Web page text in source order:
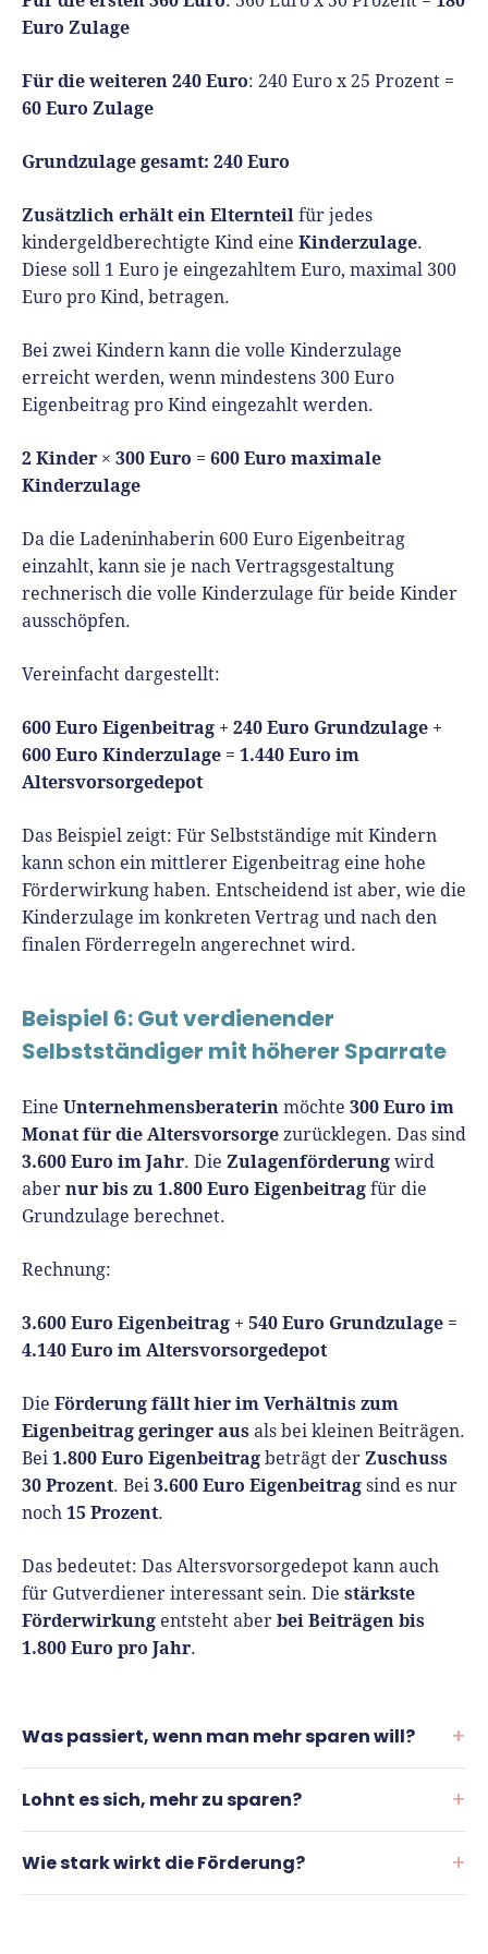
Euro Zulage
Für die weiteren 240 Euro: 240 Euro x 25 Prozent =
60 Euro Zulage
Grundzulage gesamt: 240 Euro
Zusätzlich erhält ein Elternteil für jedes
kindergeldberechtigte Kind eine Kinderzulage.
Diese soll 1 Euro je eingezahltem Euro, maximal 300
Euro pro Kind, betragen.
Bei zwei Kindern kann die volle Kinderzulage
erreicht werden, wenn mindestens 300 Euro
Eigenbeitrag pro Kind eingezahlt werden.
2 Kinder × 300 Euro = 600 Euro maximale
Kinderzulage
Da die Ladeninhaberin 600 Euro Eigenbeitrag
einzahlt, kann sie je nach Vertragsgestaltung
rechnerisch die volle Kinderzulage für beide Kinder
ausschöpfen.
Vereinfacht dargestellt:
600 Euro Eigenbeitrag + 240 Euro Grundzulage +
600 Euro Kinderzulage = 1.440 Euro im
Altersvorsorgedepot
Das Beispiel zeigt: Für Selbstständige mit Kindern
kann schon ein mittlerer Eigenbeitrag eine hohe
Förderwirkung haben. Entscheidend ist aber, wie die
Kinderzulage im konkreten Vertrag und nach den
finalen Förderregeln angerechnet wird.
Beispiel 6: Gut verdienender
Selbstständiger mit höherer Sparrate
Eine Unternehmensberaterin möchte 300 Euro im
Monat für die Altersvorsorge zurücklegen. Das sind
3.600 Euro im Jahr. Die Zulagenförderung wird
aber nur bis zu 1.800 Euro Eigenbeitrag für die
Grundzulage berechnet.
Rechnung:
3.600 Euro Eigenbeitrag + 540 Euro Grundzulage =
4.140 Euro im Altersvorsorgedepot
Die Förderung fällt hier im Verhältnis zum
Eigenbeitrag geringer aus als bei kleinen Beiträgen.
Bei 1.800 Euro Eigenbeitrag beträgt der Zuschuss
30 Prozent. Bei 3.600 Euro Eigenbeitrag sind es nur
noch 15 Prozent.
Das bedeutet: Das Altersvorsorgedepot kann auch
für Gutverdiener interessant sein. Die stärkste
Förderwirkung entsteht aber bei Beiträgen bis
1.800 Euro pro Jahr.
Was passiert, wenn man mehr sparen will?
Selbstständige können voraussichtlich mehr als 1.800
Euro pro Jahr in ihre Altersvorsorge investieren. Die
volle Grundzulage ist aber bereits bei 1.800 Euro
Lohnt es sich, mehr zu sparen?
Wer nur die Förderung optimieren will, erreicht die
volle Grundzulage bei 1.800 Euro Eigenbeitrag pro
Wie stark wirkt die Förderung?